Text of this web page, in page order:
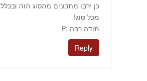
כן ירבו מתכונים מהסוג הזה ובכלל
מכל סוג!
תודה רבה :P
Reply